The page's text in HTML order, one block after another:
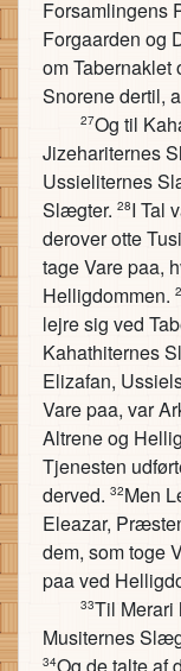
Forsamlingens
Forgaarden og
om Tabernaklet
Snorene dertil,
27Og til
Jizehariternes
Ussieliternes
Slægter. 28I Tal
derover otte
tage Vare paa,
Helligdommen.
lejre sig ved
Kahathiternes
Elizafan,
Vare paa, var
Altrene og
Tjenesten
derved. 32Men
Eleazar,
dem, som toge
paa ved
33Til Merari
Musiternes
34